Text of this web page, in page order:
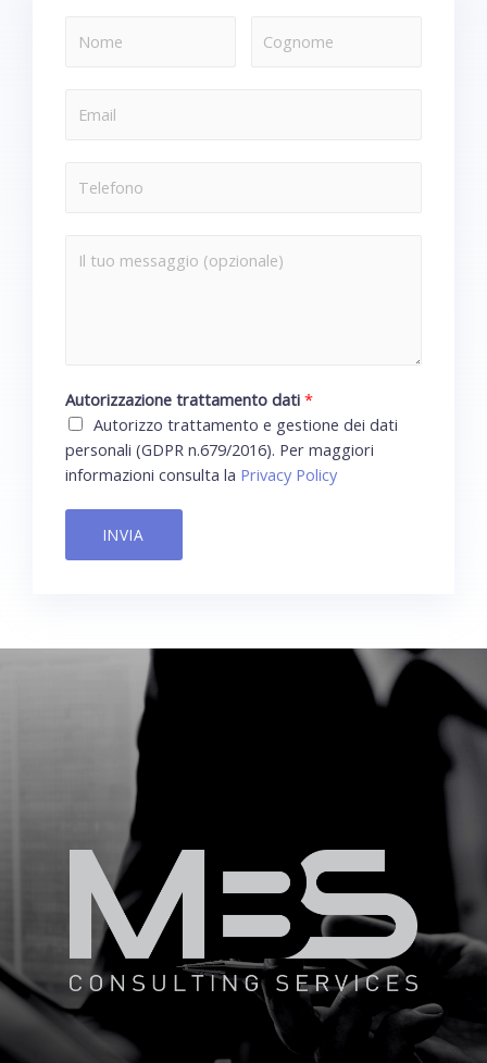
Autorizzazione trattamento dati *
Autorizzo trattamento e gestione dei dati
personali (GDPR n.679/2016). Per maggiori
informazioni consulta la Privacy Policy
INVIA